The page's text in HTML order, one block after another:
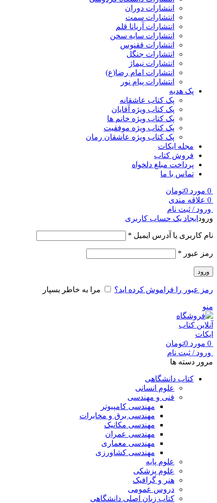
انتشارات دوران
انتشارات سمت
انتشارات آریانا قلم
انتشارات سایه سخن
انتشارات ققنوس
انتشارات جنگل
انتشارات نیماژ
انتشارات امام رضا(ع)
انتشارات پیام نور
پک هدیه
پک کتاب عاشقانه
پک کتاب ویژه آقایان
پک کتاب ویژه خانم ها
پک کتاب ویژه موفقیت
پک کتاب ویژه عاشقان رمان
مجله ایکات
فروش کتاب
پرداخت مبلغ دلخواه
تماس با ما
0 مورد 0تومان
0 علاقه مندی
ورود / ثبت نام
ورود ایجاد یک حساب کاربری
نام کاربری یا آدرس ایمیل *
رمز عبور *
ورود
رمز عبور را فراموش کرده اید؟ مرا به خاطر بسپار
منو
0 مورد 0تومان
ورود / ثبت نام
مرور دسته ها
کتاب دانشگاهی
علوم انسانی
فنی و مهندسی
مهندسی کامپیوتر
مهندسی برق و مخابرات
مهندسی مکانیک
مهندسی عمران
مهندسی معماری
مهندسی کشاورزی
علوم پایه
علوم پزشکی
هنر و گرافیک
دروس عمومی
کتاب زبان اصلی دانشگاهی